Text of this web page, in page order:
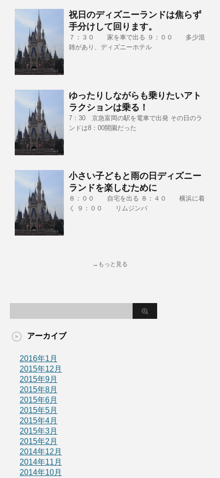
祝日のディズニーランドは焦らず
手分けして回ります。
７：３０ 家を車で出る ９：００ 多少混
雑があり、ディズニーホテル
ゆったりしながらも乗りたいアト
ラクションは乗る！
7：30 京急富岡の駅を電車で出発 その日のラ
ンドは8：00開園だった
小さい子どもと雨の日ディズニー
ランドを楽しむために
８：００ 自宅を出る ８：４０ 横浜に着
く ９：００ リムジンバ
→もっと見る
アーカイブ
2016年1月
2015年12月
2015年9月
2015年8月
2015年6月
2015年5月
2015年4月
2015年3月
2015年2月
2014年12月
2014年11月
2014年10月